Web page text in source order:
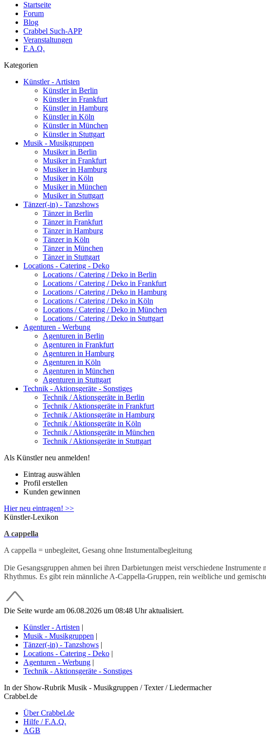
Startseite
Forum
Blog
Crabbel Such-APP
Veranstaltungen
F.A.Q.
Kategorien
Künstler - Artisten
Künstler in Berlin
Künstler in Frankfurt
Künstler in Hamburg
Künstler in Köln
Künstler in München
Künstler in Stuttgart
Musik - Musikgruppen
Musiker in Berlin
Musiker in Frankfurt
Musiker in Hamburg
Musiker in Köln
Musiker in München
Musiker in Stuttgart
Tänzer(-in) - Tanzshows
Tänzer in Berlin
Tänzer in Frankfurt
Tänzer in Hamburg
Tänzer in Köln
Tänzer in München
Tänzer in Stuttgart
Locations - Catering - Deko
Locations / Catering / Deko in Berlin
Locations / Catering / Deko in Frankfurt
Locations / Catering / Deko in Hamburg
Locations / Catering / Deko in Köln
Locations / Catering / Deko in München
Locations / Catering / Deko in Stuttgart
Agenturen - Werbung
Agenturen in Berlin
Agenturen in Frankfurt
Agenturen in Hamburg
Agenturen in Köln
Agenturen in München
Agenturen in Stuttgart
Technik - Aktionsgeräte - Sonstiges
Technik / Aktionsgeräte in Berlin
Technik / Aktionsgeräte in Frankfurt
Technik / Aktionsgeräte in Hamburg
Technik / Aktionsgeräte in Köln
Technik / Aktionsgeräte in München
Technik / Aktionsgeräte in Stuttgart
Als Künstler neu anmelden!
Eintrag auswählen
Profil erstellen
Kunden gewinnen
Hier neu eintragen! >>
Künstler-Lexikon
A cappella
A cappella = unbegleitet, Gesang ohne Instumentalbegleitung
Die Gesangsgruppen ahmen bei ihren Darbietungen meist verschiedene
Rhythmus. Es gibt rein männliche A-Cappella-Gruppen, rein weibliche und
Die Seite wurde am 06.08.2026 um 08:48 Uhr aktualisiert.
Künstler - Artisten |
Musik - Musikgruppen |
Tänzer(-in) - Tanzshows |
Locations - Catering - Deko |
Agenturen - Werbung |
Technik - Aktionsgeräte - Sonstiges
In der Show-Rubrik Musik - Musikgruppen / Texter / Liedermacher
Crabbel.de
Über Crabbel.de
Hilfe / F.A.Q.
AGB